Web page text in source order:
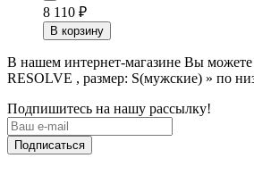
8 110 ₽
В корзину
В нашем интернет-магазине Вы
RESOLVE , размер: S(мужские) » по
Подпишитесь на нашу рассылку!
Подписаться